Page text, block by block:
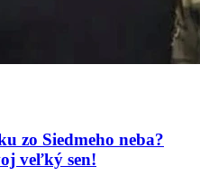
zo Siedmeho neba?
veľký sen!